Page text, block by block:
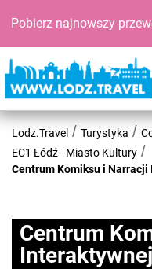
Pobierz najnowszy
Lodz.Travel Turystyka
EC1 Łódź - Miasto Kultury
Centrum Komiksu i Narracji
Centrum
Interaktywnej